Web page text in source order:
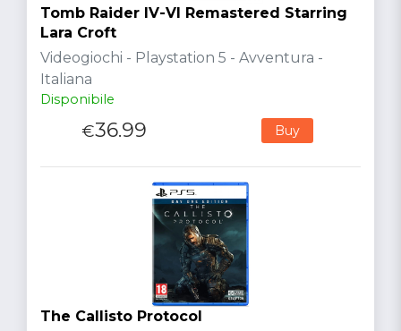
Tomb Raider IV-VI Remastered Starring
Lara Croft
Videogiochi - Playstation 5 - Avventura -
Italiana
Disponibile
€36.99 Buy
The Callisto Protocol